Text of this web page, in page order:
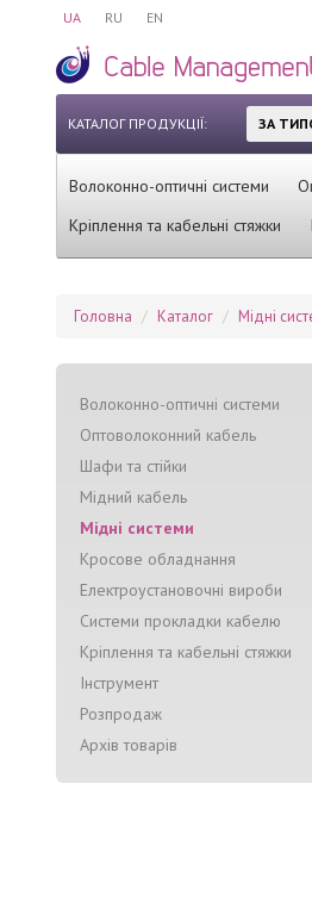
UA RU EN
КАТАЛОГ ПРОДУКЦІЇ: ЗА
Волоконно-оптичні системи
Кріплення та кабельні стяжки
Головна Каталог Мідні
Волоконно-оптичні системи
Оптоволоконний кабель
Шафи та стійки
Мідний кабель
Мідні системи
Кросове обладнання
Електроустановочні вироби
Системи прокладки кабелю
Кріплення та кабельні стяжки
Інструмент
Розпродаж
Архів товарів